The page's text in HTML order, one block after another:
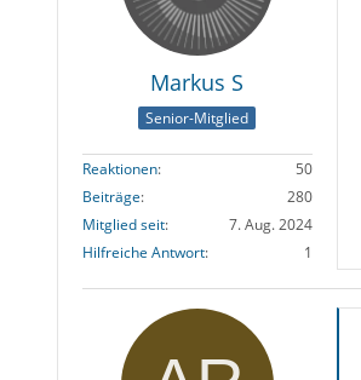
Markus S
Senior-Mitglied
Reaktionen
50
Beiträge
280
Mitglied seit
7. Aug. 2024
Hilfreiche Antwort
1